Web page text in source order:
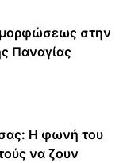
στην
Παναγίας
Η φωνή του
να ζουν